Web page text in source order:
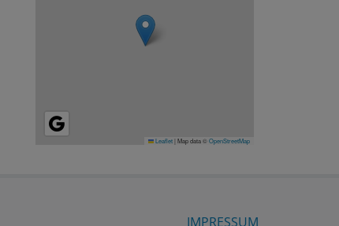
Leaflet | Map data ©OpenStreetMap
IMPRESSUM